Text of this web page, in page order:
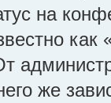
на
же